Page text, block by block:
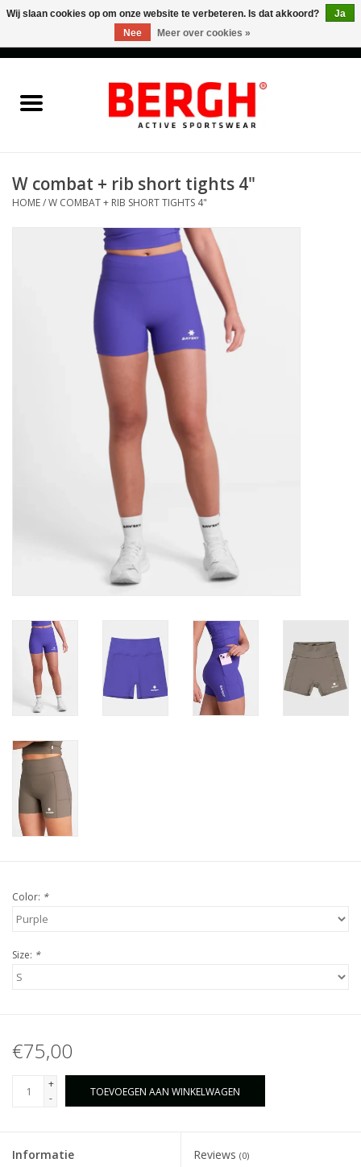
W combat + rib short tights 4"
HOME/W COMBAT + RIB SHORT TIGHTS 4"
Color: *
Size: *
€75,00
+
-
TOEVOEGEN AAN WINKELWAGEN
Informatie Reviews (0)
Wij slaan cookies op om onze website te verbeteren. Is dat akkoord?
Ja
Nee
Meer over cookies »